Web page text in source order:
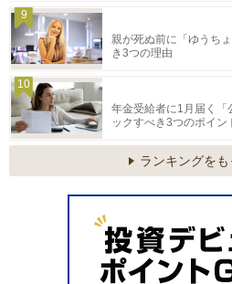
9
親が死ぬ前に「ゆうち
き3つの理由
10
年金受給者に1月届く「
ックすべき3つのポイン
ランキングをも